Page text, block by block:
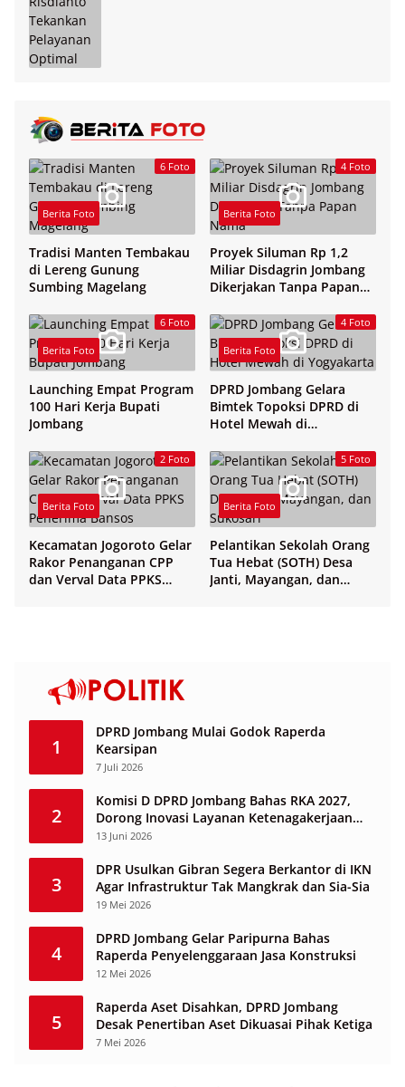
6 Foto
Berita Foto
Tradisi Manten Tembakau
di Lereng Gunung
Sumbing Magelang
4 Foto
Berita Foto
Proyek Siluman Rp 1,2
Miliar Disdagrin Jombang
Dikerjakan Tanpa Papan
6 Foto
Berita Foto
Launching Empat Program
100 Hari Kerja Bupati
Jombang
4 Foto
Berita Foto
DPRD Jombang Gelara
Bimtek Topoksi DPRD di
Hotel Mewah di
2 Foto
Berita Foto
Kecamatan Jogoroto Gelar
Rakor Penanganan CPP
dan Verval Data PPKS
5 Foto
Berita Foto
Pelantikan Sekolah Orang
Tua Hebat (SOTH) Desa
Janti, Mayangan, dan
1
DPRD Jombang Mulai Godok Raperda
Kearsipan
7 Juli 2026
2
Komisi D DPRD Jombang Bahas RKA 2027,
Dorong Inovasi Layanan Ketenagakerjaan
Berbasis Desa
13 Juni 2026
3
DPR Usulkan Gibran Segera Berkantor di IKN
Agar Infrastruktur Tak Mangkrak dan Sia-Sia
19 Mei 2026
4
DPRD Jombang Gelar Paripurna Bahas
Raperda Penyelenggaraan Jasa Konstruksi
12 Mei 2026
5
Raperda Aset Disahkan, DPRD Jombang
Desak Penertiban Aset Dikuasai Pihak Ketiga
7 Mei 2026